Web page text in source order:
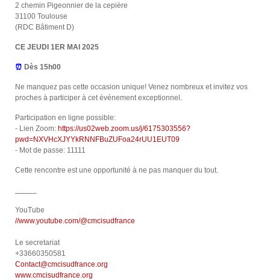
2 chemin Pigeonnier de la cepière
31100 Toulouse
(RDC Bâtiment D)
CE JEUDI 1ER MAI 2025
⏰ Dès 15h00
Ne manquez pas cette occasion unique! Venez nombreux et invitez vos
proches à participer à cet événement exceptionnel.
Participation en ligne possible:
- Lien Zoom: https://us02web.zoom.us/j/6175303556?
pwd=NXVHcXJYYkRNNFBuZUFoa24rUU1EUT09
- Mot de passe: 11111
Cette rencontre est une opportunité à ne pas manquer du tout.
YouTube
//www.youtube.com/@cmcisudfrance
Le secretariat
+33660350581
Contact@cmcisudfrance.org
www.cmcisudfrance.org